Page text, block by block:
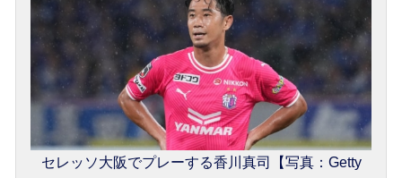
セレッソ大阪でプレーする香川真司【写真：Getty